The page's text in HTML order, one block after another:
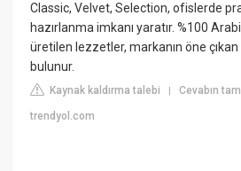
Classic, Velvet, Selection, ofislerde
hazırlanma imkanı yaratır. %100
üretilen lezzetler, markanın öne
bulunur.
Kaynak kaldırma talebi |Cevabın
trendyol.com